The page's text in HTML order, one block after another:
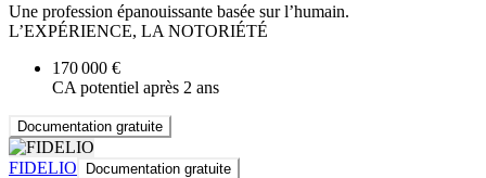
Une profession épanouissante basée sur l’humain.
L’EXPÉRIENCE, LA NOTORIÉTÉ
170 000 €
CA potentiel après 2 ans
Documentation gratuite
FIDELIO Documentation gratuite